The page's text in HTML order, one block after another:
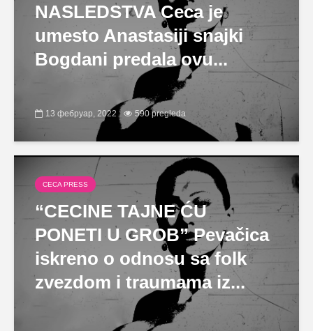
NASLEDSTVA Ceca je
umesto Anastasiji snajki
Bogdani predala ovu...
13 фебруар, 2022 590 pregleda
CECA PRESS
“CECINE TAJNE ĆU
PONETI U GROB” Pevačica
iskreno o odnosu sa folk
zvezdom i traumama iz...